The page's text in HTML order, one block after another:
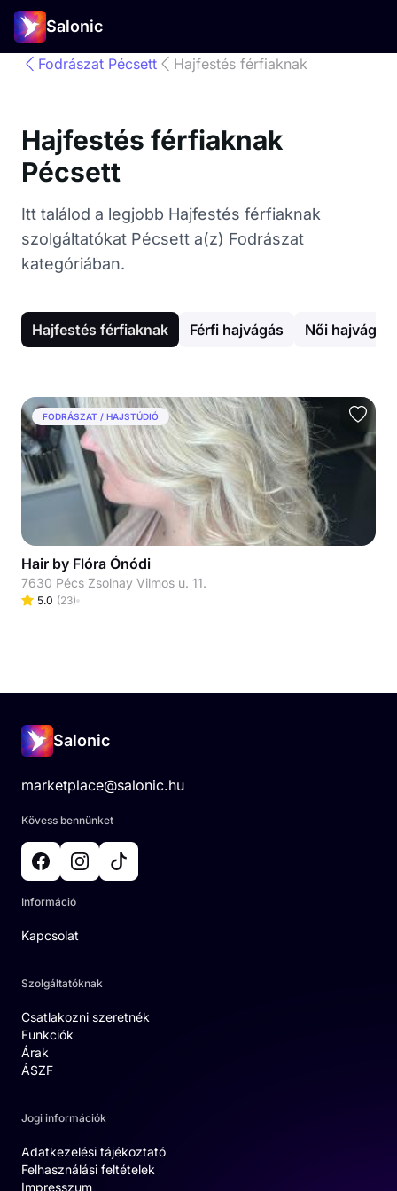
Salonic
Fodrászat Pécsett Hajfestés férfiaknak
Hajfestés férfiaknak
Pécsett
Itt találod a legjobb Hajfestés férfiaknak
szolgáltatókat Pécsett a(z) Fodrászat
kategóriában.
Hajfestés férfiaknak Férfi hajvágás Női hajvágás
FODRÁSZAT / HAJSTÚDIÓ
Hair by Flóra Ónódi
7630 Pécs Zsolnay Vilmos u. 11.
5.0 (23)
Salonic
marketplace@salonic.hu
Kövess bennünket
Információ
Kapcsolat
Szolgáltatóknak
Csatlakozni szeretnék
Funkciók
Árak
ÁSZF
Jogi információk
Adatkezelési tájékoztató
Felhasználási feltételek
Impresszum